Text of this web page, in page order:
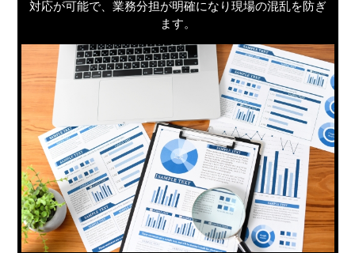
対応が可能で、業務分担が明確になり現場の混乱を防ぎ
ます。